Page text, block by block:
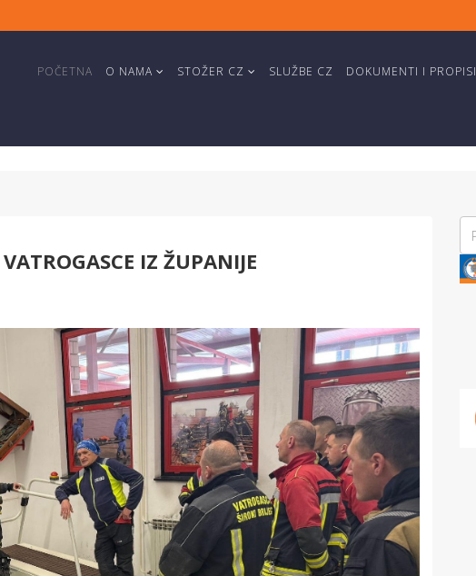
POČETNA O NAMA STOŽER CZ SLUŽBE CZ DOKUMENTI I PROPISI
IZ ŽUPANIJE